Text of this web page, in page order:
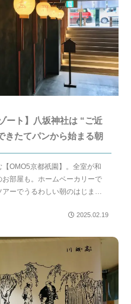
ート】八坂神社は “ご近
きたてパンから始まる朝
OMO5京都祇園】。全室が和
部屋も。ホームベーカリーで
ーでうるわしい朝のはじまり
2025.02.19